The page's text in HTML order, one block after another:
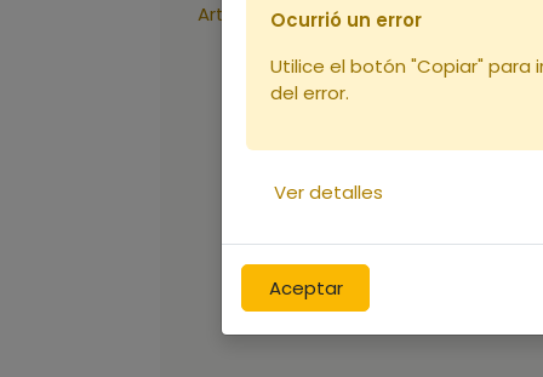
Articles Pack10 Pot verre 1Kg (copie)
Aceptar
Ocurrió un error
Utilice el botón "Copiar" para
del error.
Ver detalles